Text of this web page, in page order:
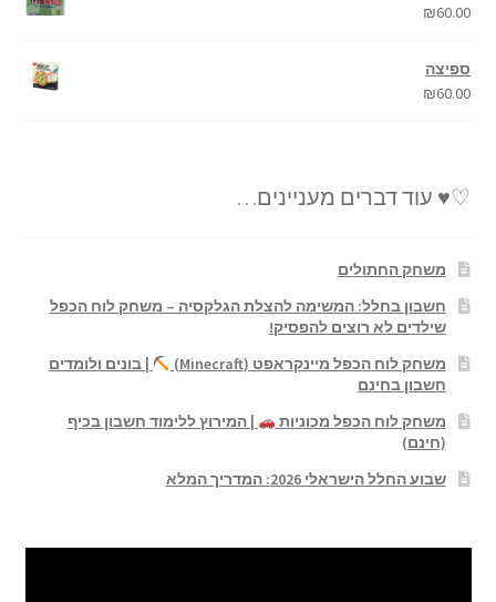
₪60.00
ספיצה
₪60.00
♡♥ עוד דברים מעניינים…
משחק החתולים
חשבון בחלל: המשימה להצלת הגלקסיה – משחק לוח הכפל
שילדים לא רוצים להפסיק!
משחק לוח הכפל מיינקראפט (Minecraft)
| בונים ולומדים
חשבון בחינם
משחק לוח הכפל מכוניות
| המירוץ ללימוד חשבון בכיף
(חינם)
שבוע החלל הישראלי 2026: המדריך המלא